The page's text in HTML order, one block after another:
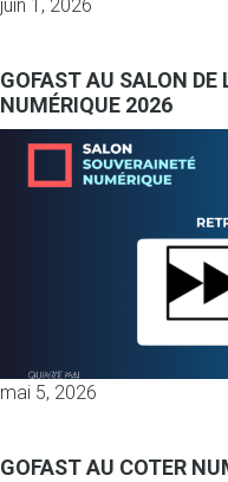
juin 1, 2026
GOFAST AU SALON DE
NUMÉRIQUE 2026
mai 5, 2026
GOFAST AU COTER